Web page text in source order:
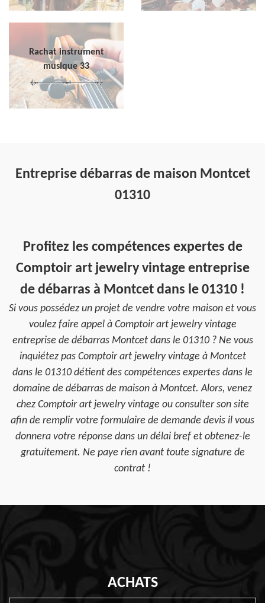
Rachat instrument
musique 33
Entreprise débarras de maison Montcet
01310
Profitez les compétences expertes de
Comptoir art jewelry vintage entreprise
de débarras à Montcet dans le 01310 !
Si vous possédez un projet de vendre votre maison et vous
voulez faire appel à Comptoir art jewelry vintage
entreprise de débarras Montcet dans le 01310 ? Ne vous
inquiétez pas Comptoir art jewelry vintage à Montcet
dans le 01310 détient des compétences expertes dans le
domaine de débarras de maison à Montcet. Alors, venez
chez Comptoir art jewelry vintage ou consulter son site
afin de remplir votre formulaire de demande devis il vous
donnera votre réponse dans un délai bref et obtenez-le
gratuitement. Ne paye rien avant toute signature de
contrat !
ACHATS